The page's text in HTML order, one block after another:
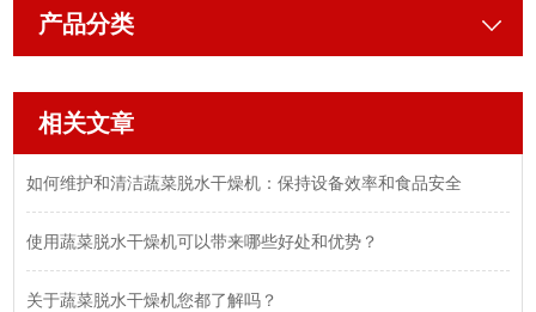
产品分类
相关文章
如何维护和清洁蔬菜脱水干燥机：保持设备效率和食品安全
使用蔬菜脱水干燥机可以带来哪些好处和优势？
关于蔬菜脱水干燥机您都了解吗？